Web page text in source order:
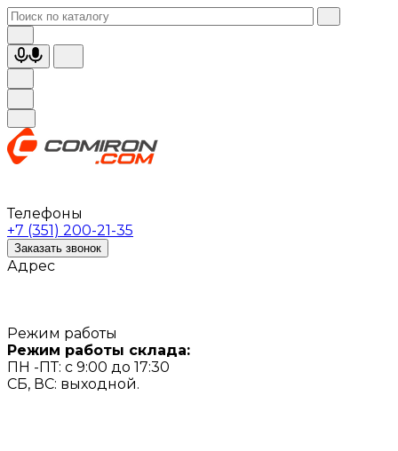
Телефоны
+7 (351) 200-21-35
Заказать звонок
Адрес
Режим работы
Режим работы склада:
ПН -ПТ: с 9:00 до 17:30
СБ, ВС: выходной.